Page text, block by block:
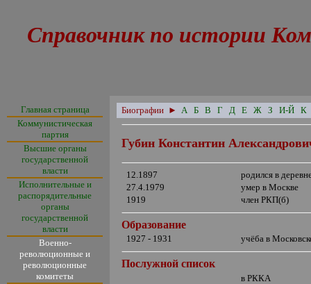
Справочник по истории
Главная страница
Коммунистическая
партия
Высшие органы
государственной
власти
Исполнительные и
распорядительные
органы
государственной
власти
Военно-
революционные и
революционные
комитеты
Биографии ► А Б В Г Д Е Ж З И-Й К
Губин Константин
12.1897
родился в
27.4.1979
умер в Москве
1919
член РКП(б)
Образование
1927 - 1931 учёба в
Послужной список
в РККА